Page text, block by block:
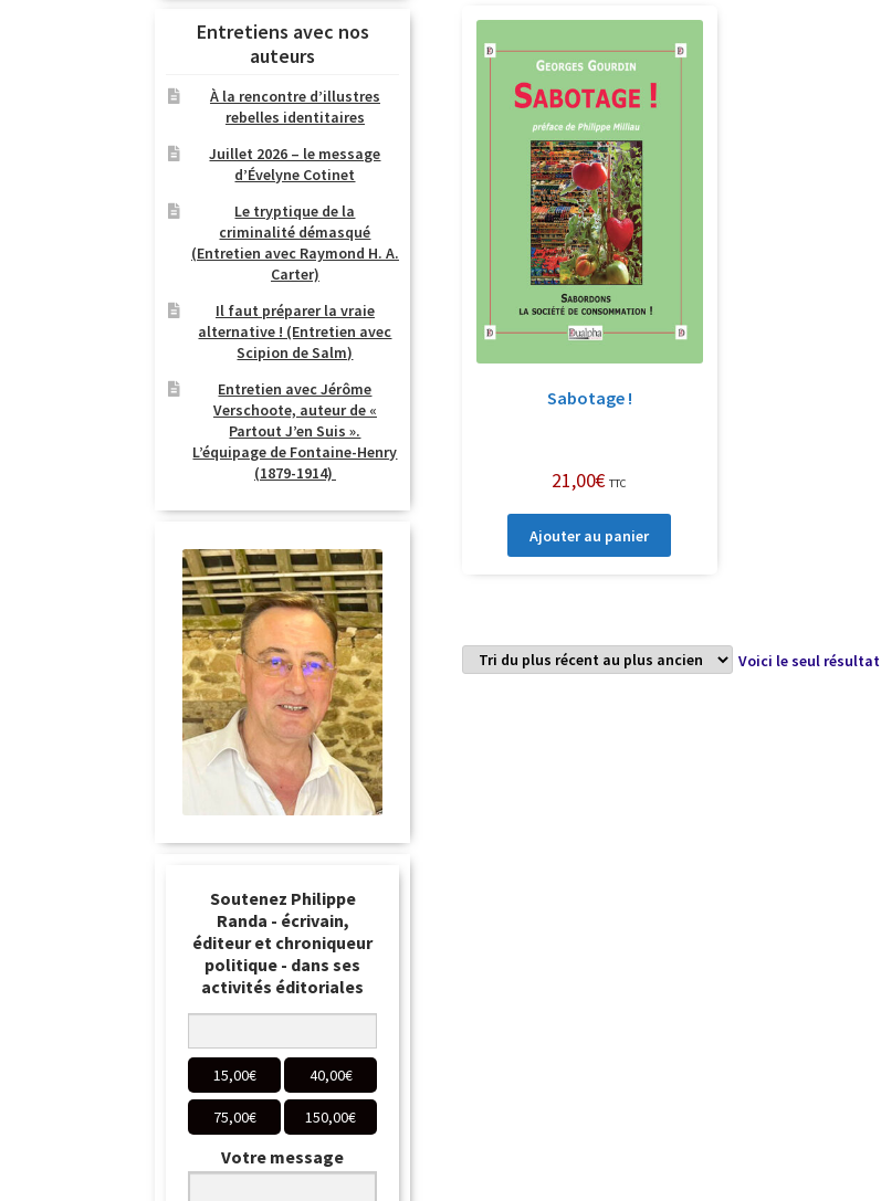
Sabotage !
21,00€ TTC
Ajouter au panier
Voici le seul résultat
Entretiens avec nos
auteurs
À la rencontre d’illustres
rebelles identitaires
Juillet 2026 – le message
d’Évelyne Cotinet
Le tryptique de la
criminalité démasqué
(Entretien avec Raymond H. A.
Carter)
Il faut préparer la vraie
alternative ! (Entretien avec
Scipion de Salm)
Entretien avec Jérôme
Verschoote, auteur de «
Partout J’en Suis ».
L’équipage de Fontaine-Henry
(1879-1914)
Soutenez Philippe
Randa - écrivain,
éditeur et chroniqueur
politique - dans ses
activités éditoriales
15,00€ 40,00€
75,00€ 150,00€
Votre message